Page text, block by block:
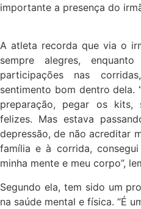
importante a presença do
A atleta recorda que via o
sempre alegres,
participações nas
sentimento bom dentro dela.
preparação, pegar os
felizes. Mas estava
depressão, de não acreditar
família e à corrida,
minha mente e meu corpo”,
Segundo ela, tem sido um
na saúde mental e física. “É